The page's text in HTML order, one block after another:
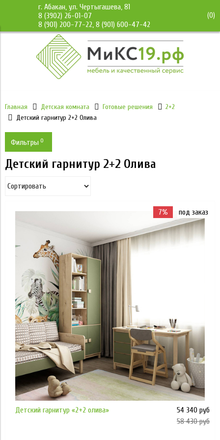
г. Абакан, ул. Чертыгашева, 81
8 (3902) 26-01-07
8 (901) 200-77-22, 8 (901) 600-47-42
(0)
Главная Детская комната Готовые решения
2+2
Детский гарнитур 2+2 Олива
Фильтры 0
Цена
Применить
Детский гарнитур 2+2 Олива
7% под заказ
Детский гарнитур «2+2 олива»
54 340 руб
58 430 руб